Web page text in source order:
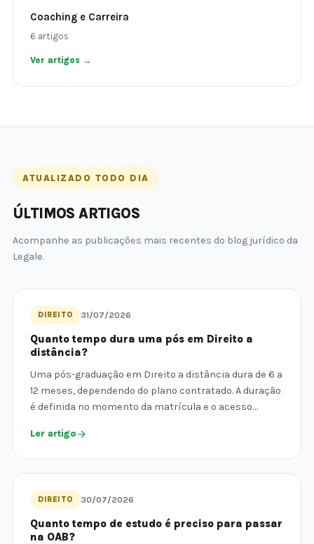
Coaching e Carreira
6 artigos
Ver artigos →
ATUALIZADO TODO DIA
ÚLTIMOS ARTIGOS
Acompanhe as publicações mais recentes do blog jurídico da
Legale.
DIREITO 31/07/2026
Quanto tempo dura uma pós em Direito a
distância?
Uma pós-graduação em Direito a distância dura de 6 a
12 meses, dependendo do plano contratado. A duração
é definida no momento da matrícula e o acesso…
Ler artigo
DIREITO 30/07/2026
Quanto tempo de estudo é preciso para passar
na OAB?